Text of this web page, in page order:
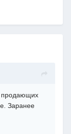
продающих
Заранее